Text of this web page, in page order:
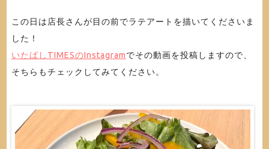
この日は店長さんが目の前でラテアートを描いてくださいま
した！
いたばしTIMESのInstagramでその動画を投稿しますので、
そちらもチェックしてみてください。